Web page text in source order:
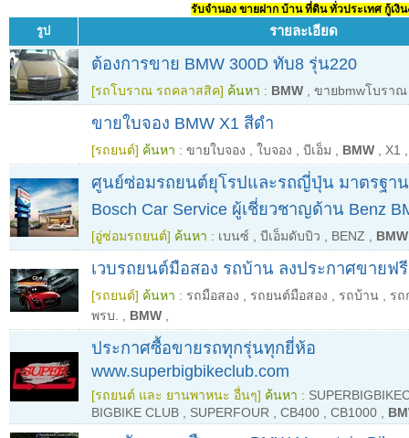
รับจำนอง ขายฝาก บ้าน ที่ดิน ทั่วประเทศ กู้เงิ
รูป รายละเอียด
ต้องการขาย BMW 300D ทับ8 รุ่น220
[รถโบราณ รถคลาสสิค] ค้นหา : BMW ขายbmwโบราณ
ขายใบจอง BMW X1 สีดำ
[รถยนต์] ค้นหา : ขายใบจอง ใบจอง บีเอ็ม BMW X1
ศูนย์ซ่อมรถยนต์ยุโรปและรถญี่ปุ่น มาตรฐาน
Bosch Car Service ผู้เชี่ยวชาญด้าน Benz
[อู่ซ่อมรถยนต์] ค้นหา : เบนซ์ บีเอ็มดับบิว BENZ BMW
เวบรถยนต์มือสอง รถบ้าน ลงประกาศขายฟรี
[รถยนต์] ค้นหา : รถมือสอง รถยนต์มือสอง รถบ้าน
รถ
พรบ.
BMW
ประกาศซื้อขายรถทุกรุ่นทุกยี่ห้อ
www.superbigbikeclub.com
[รถยนต์ และ ยานพาหนะ อื่นๆ] ค้นหา :
BIGBIKE CLUB
SUPERFOUR CB400 CB1000